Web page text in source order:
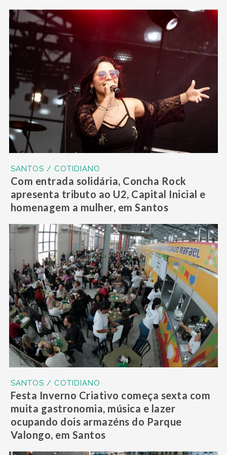
SANTOS / COTIDIANO
Com entrada solidária, Concha Rock
apresenta tributo ao U2, Capital Inicial e
homenagem a mulher, em Santos
SANTOS / COTIDIANO
Festa Inverno Criativo começa sexta com
muita gastronomia, música e lazer
ocupando dois armazéns do Parque
Valongo, em Santos